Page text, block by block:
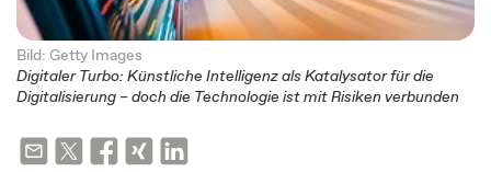
Bild: Getty Images
Digitaler Turbo: Künstliche Intelligenz als Katalysator für die
Digitalisierung – doch die Technologie ist mit Risiken verbunden